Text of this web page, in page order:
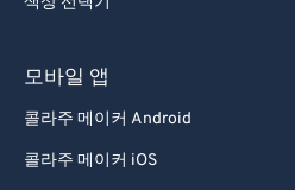
모바일 앱
콜라주 메이커 Android
콜라주 메이커 iOS